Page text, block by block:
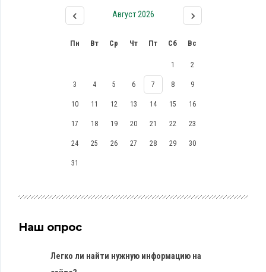
Август 2026
Пн Вт Ср Чт Пт Сб Вс
1 2
3 4 5 6 7 8 9
10 11 12 13 14 15 16
17 18 19 20 21 22 23
24 25 26 27 28 29 30
31
Наш опрос
Легко ли найти нужную информацию на